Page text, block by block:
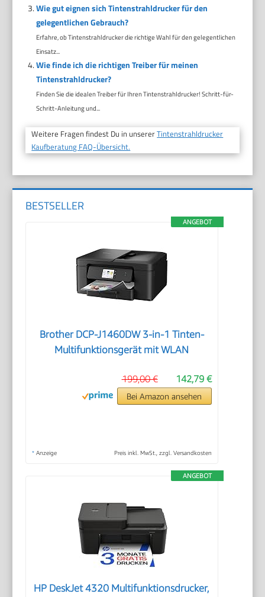
Wie gut eignen sich Tintenstrahldrucker für den
gelegentlichen Gebrauch?
Erfahre, ob Tintenstrahldrucker die richtige Wahl für den gelegentlichen
Einsatz...
Wie finde ich die richtigen Treiber für meinen
Tintenstrahldrucker?
Finden Sie die idealen Treiber für Ihren Tintenstrahldrucker! Schritt-für-
Schritt-Anleitung und...
Weitere Fragen findest Du in unsererTintenstrahldrucker
Kaufberatung FAQ-Übersicht.
BESTSELLER
ANGEBOT
Brother DCP-J1460DW 3-in-1 Tinten-
Multifunktionsgerät mit WLAN
142,79 €
199,00 €
Bei Amazon ansehen
* Anzeige Preis inkl. MwSt., zzgl. Versandkosten
ANGEBOT
HP DeskJet 4320 Multifunktionsdrucker,